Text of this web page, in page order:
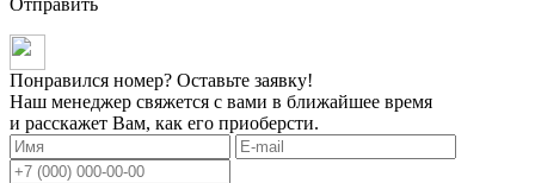
Отправить
Понравился номер? Оставьте заявку!
Наш менеджер свяжется с вами в ближайшее время
и расскажет Вам, как его приоберсти.